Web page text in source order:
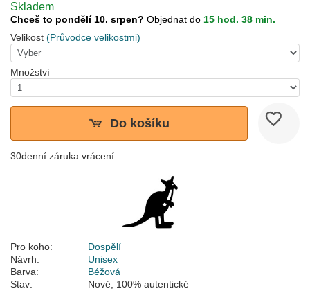
Skladem
Chceš to pondělí 10. srpen? Objednat do 15 hod. 38 min.
Velikost (Průvodce velikostmi)
Množství
Do košíku
30denní záruka vrácení
Pro koho:
Dospělí
Návrh:
Unisex
Barva:
Béžová
Stav:
Nové; 100% autentické